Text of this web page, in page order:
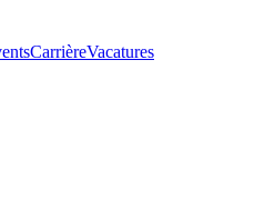
CarrièreVacatures